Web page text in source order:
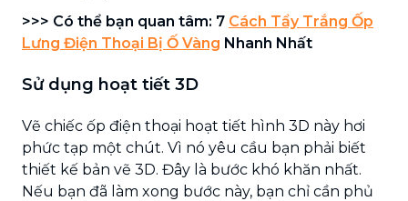
>>> Có thể bạn quan tâm: 7 Cách Tẩy Trắng Ốp
Lưng Điện Thoại Bị Ố Vàng Nhanh Nhất
Sử dụng hoạt tiết 3D
Vẽ chiếc ốp điện thoại hoạt tiết hình 3D này hơi
phức tạp một chút. Vì nó yêu cầu bạn phải biết
thiết kế bản vẽ 3D. Đây là bước khó khăn nhất.
Nếu bạn đã làm xong bước này, bạn chỉ cần phủ